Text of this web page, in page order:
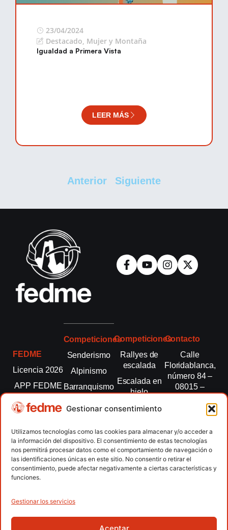
Gestionar consentimiento
Utilizamos tecnologías como las cookies para almacenar y/o acceder a
la información del dispositivo. El consentimiento de estas tecnologías
nos permitirá procesar datos como el comportamiento de navegación o
las identificaciones únicas en este sitio. No consentir o retirar el
consentimiento, puede afectar negativamente a ciertas características y
funciones.
Gestionar los servicios
Aceptar
23/04/2024
Destacado, Mujer y Montaña
Igualdad a Primera Vista
LEER MÁS
Anterior Siguiente
FEDME
Licencia 2026
APP FEDME
Transparencia
autonómicas
Clubes
Contacto
Competiciones
Senderismo
Alpinismo
Barranquismo
montaña
Escalada
Escalada
paralimpica
Competiciones
Rallyes de
escalada
Escalada en
hielo
Esquí de
Marcha
Nórdica
Raquetas de
nieve
Contacto
Calle
Floridablanca,
número 84 –
08015 –
fedme@fedme.es
934 264 267